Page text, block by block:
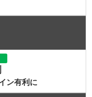
ン有利に